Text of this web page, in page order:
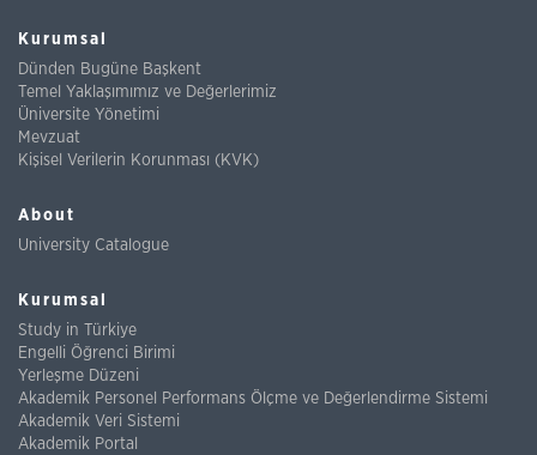
Kurumsal
Dünden Bugüne Başkent
Temel Yaklaşımımız ve Değerlerimiz
Üniversite Yönetimi
Mevzuat
Kişisel Verilerin Korunması (KVK)
About
University Catalogue
Kurumsal
Study in Türkiye
Engelli Öğrenci Birimi
Yerleşme Düzeni
Akademik Personel Performans Ölçme ve Değerlendirme Sistemi
Akademik Veri Sistemi
Akademik Portal